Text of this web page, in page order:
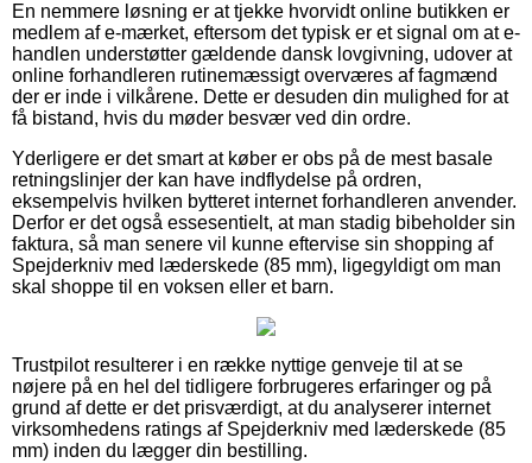
En nemmere løsning er at tjekke hvorvidt online butikken er
medlem af e-mærket, eftersom det typisk er et signal om at e-
handlen understøtter gældende dansk lovgivning, udover at
online forhandleren rutinemæssigt overværes af fagmænd
der er inde i vilkårene. Dette er desuden din mulighed for at
få bistand, hvis du møder besvær ved din ordre.
Yderligere er det smart at køber er obs på de mest basale
retningslinjer der kan have indflydelse på ordren,
eksempelvis hvilken bytteret internet forhandleren anvender.
Derfor er det også essesentielt, at man stadig bibeholder sin
faktura, så man senere vil kunne eftervise sin shopping af
Spejderkniv med læderskede (85 mm), ligegyldigt om man
skal shoppe til en voksen eller et barn.
Trustpilot resulterer i en række nyttige genveje til at se
nøjere på en hel del tidligere forbrugeres erfaringer og på
grund af dette er det prisværdigt, at du analyserer internet
virksomhedens ratings af Spejderkniv med læderskede (85
mm) inden du lægger din bestilling.